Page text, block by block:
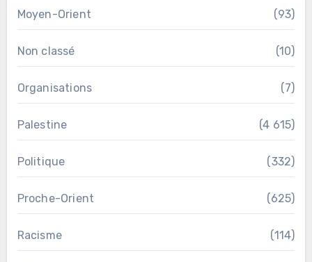
Moyen-Orient (93)
Non classé (10)
Organisations (7)
Palestine (4 615)
Politique (332)
Proche-Orient (625)
Racisme (114)